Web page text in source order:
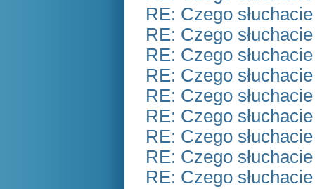
RE: Czego
RE: Czego
RE: Czego
RE: Czego
RE: Czego
RE: Czego
RE: Czego
RE: Czego
RE: Czego